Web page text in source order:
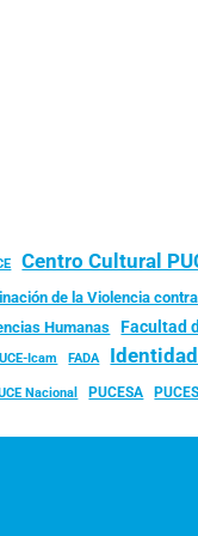
Centro Cultural
de la Violencia
Humanas Facultad
Icam FADA Identidad
Nacional PUCESA